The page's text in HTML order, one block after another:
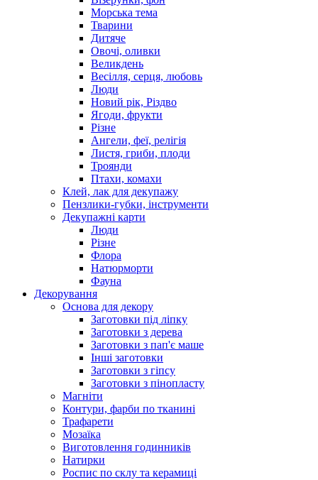
Морська тема
Тварини
Дитяче
Овочі, оливки
Великдень
Весілля, серця, любовь
Люди
Новий рік, Різдво
Ягоди, фрукти
Різне
Ангели, феї, релігія
Листя, гриби, плоди
Троянди
Птахи, комахи
Клей, лак для декупажу
Пензлики-губки, інструменти
Декупажні карти
Люди
Різне
Флора
Натюрморти
Фауна
Декорування
Основа для декору
Заготовки під ліпку
Заготовки з дерева
Заготовки з пап'є маше
Інші заготовки
Заготовки з гіпсу
Заготовки з пінопласту
Магніти
Контури, фарби по тканині
Трафарети
Мозаїка
Виготовлення годинників
Натирки
Роспис по склу та керамиці